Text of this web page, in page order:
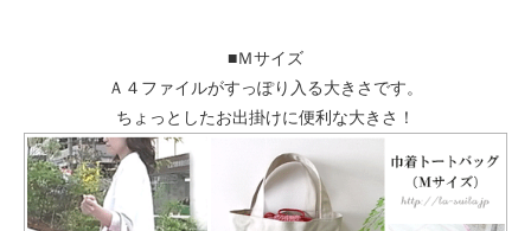
■Ｍサイズ
Ａ４ファイルがすっぽり入る大きさです。
ちょっとしたお出掛けに便利な大きさ！